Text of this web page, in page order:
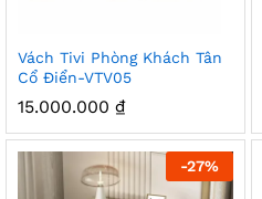
Vách Tivi Phòng Khách Tân
Cổ Điển-VTV05
15.000.000 ₫
-27%